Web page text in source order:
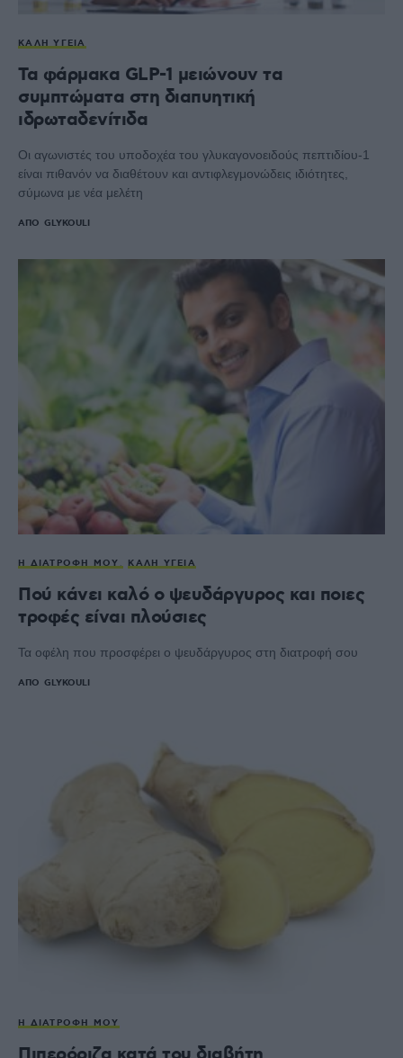
ΚΑΛΉ ΥΓΕΊΑ
Τα φάρμακα GLP-1 μειώνουν τα
συμπτώματα στη διαπυητική
ιδρωταδενίτιδα
Οι αγωνιστές του υποδοχέα του γλυκαγονοειδούς πεπτιδίου-1
είναι πιθανόν να διαθέτουν και αντιφλεγμονώδεις ιδιότητες,
σύμωνα με νέα μελέτη
ΑΠΌ GLYKOULI
Η ΔΙΑΤΡΟΦΉ ΜΟΥ ΚΑΛΉ ΥΓΕΊΑ
Πού κάνει καλό ο ψευδάργυρος και ποιες
τροφές είναι πλούσιες
Τα οφέλη που προσφέρει ο ψευδάργυρος στη διατροφή σου
ΑΠΌ GLYKOULI
Η ΔΙΑΤΡΟΦΉ ΜΟΥ